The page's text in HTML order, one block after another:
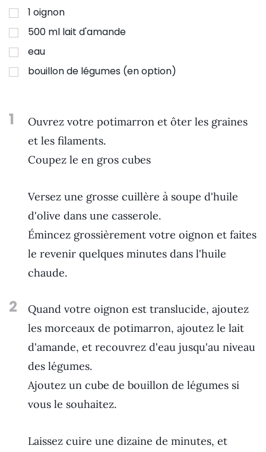
1 oignon
500 ml lait d'amande
eau
bouillon de légumes (en option)
1
Ouvrez votre potimarron et ôter les graines
et les filaments.
Coupez le en gros cubes
Versez une grosse cuillère à soupe d'huile
d'olive dans une casserole.
Émincez grossièrement votre oignon et faites
le revenir quelques minutes dans l'huile
chaude.
2
Quand votre oignon est translucide, ajoutez
les morceaux de potimarron, ajoutez le lait
d'amande, et recouvrez d'eau jusqu'au niveau
des légumes.
Ajoutez un cube de bouillon de légumes si
vous le souhaitez.
Laissez cuire une dizaine de minutes, et